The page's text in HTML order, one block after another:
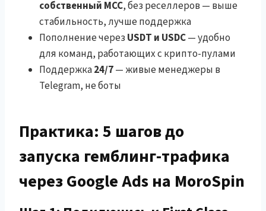
собственный MCC, без реселлеров — выше
стабильность, лучше поддержка
Пополнение через USDT и USDC— удобно
для команд, работающих с крипто-пулами
Поддержка24/7— живые менеджеры в
Telegram, не боты
Практика: 5 шагов до
запуска гемблинг-трафика
через Google Ads на MoroSpin